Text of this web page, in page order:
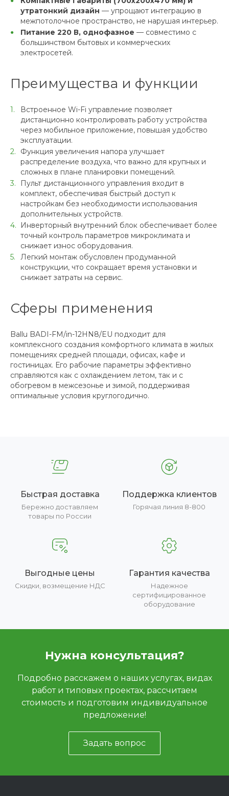
утратонкий дизайн — упрощают интеграцию в
межпотолочное пространство, не нарушая интерьер.
Питание 220 В, однофазное — совместимо с
большинством бытовых и коммерческих
электросетей.
Преимущества и функции
Встроенное Wi-Fi управление позволяет
дистанционно контролировать работу устройства
через мобильное приложение, повышая удобство
эксплуатации.
Функция увеличения напора улучшает
распределение воздуха, что важно для крупных и
сложных в плане планировки помещений.
Пульт дистанционного управления входит в
комплект, обеспечивая быстрый доступ к
настройкам без необходимости использования
дополнительных устройств.
Инверторный внутренний блок обеспечивает более
точный контроль параметров микроклимата и
снижает износ оборудования.
Легкий монтаж обусловлен продуманной
конструкции, что сокращает время установки и
снижает затраты на сервис.
Сферы применения
Ballu BADI-FM/in-12HN8/EU подходит для
комплексного создания комфортного климата в жилых
помещениях средней площади, офисах, кафе и
гостиницах. Его рабочие параметры эффективно
справляются как с охлаждением летом, так и с
обогревом в межсезонье и зимой, поддерживая
оптимальные условия круглогодично.
Быстрая доставка
Бережно доставляем
товары по России
Поддержка клиентов
Горячая линия 8-800
Выгодные цены
Скидки, возмещение НДС
Гарантия качества
Надежное
сертифицированное
оборудование
Нужна консультация?
Подробно расскажем о наших услугах, видах
работ и типовых проектах, рассчитаем
стоимость и подготовим индивидуальное
предложение!
Задать вопрос